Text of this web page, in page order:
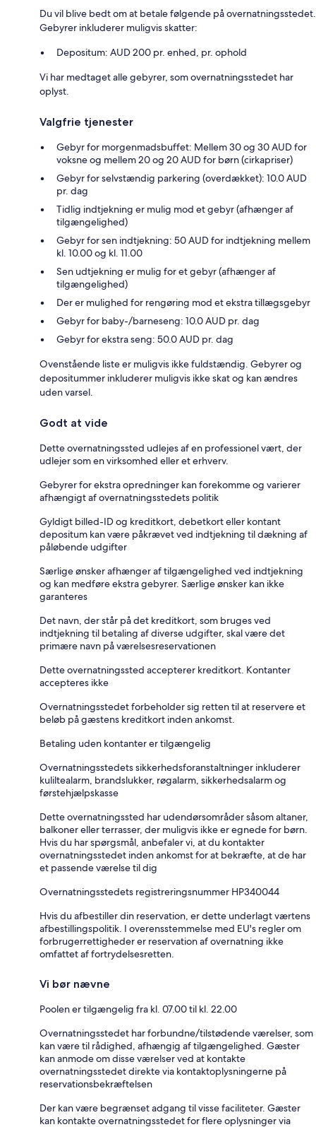
Du vil blive bedt om at betale følgende på overnatningsstedet.
Gebyrer inkluderer muligvis skatter:
Depositum: AUD 200 pr. enhed, pr. ophold
Vi har medtaget alle gebyrer, som overnatningsstedet har
oplyst.
Valgfrie tjenester
Gebyr for morgenmadsbuffet: Mellem 30 og 30 AUD for
voksne og mellem 20 og 20 AUD for børn (cirkapriser)
Gebyr for selvstændig parkering (overdækket): 10.0 AUD
pr. dag
Tidlig indtjekning er mulig mod et gebyr (afhænger af
tilgængelighed)
Gebyr for sen indtjekning: 50 AUD for indtjekning mellem
kl. 10.00 og kl. 11.00
Sen udtjekning er mulig for et gebyr (afhænger af
tilgængelighed)
Der er mulighed for rengøring mod et ekstra tillægsgebyr
Gebyr for baby-/barneseng: 10.0 AUD pr. dag
Gebyr for ekstra seng: 50.0 AUD pr. dag
Ovenstående liste er muligvis ikke fuldstændig. Gebyrer og
depositummer inkluderer muligvis ikke skat og kan ændres
uden varsel.
Godt at vide
Dette overnatningssted udlejes af en professionel vært, der
udlejer som en virksomhed eller et erhverv.
Gebyrer for ekstra opredninger kan forekomme og varierer
afhængigt af overnatningsstedets politik
Gyldigt billed-ID og kreditkort, debetkort eller kontant
depositum kan være påkrævet ved indtjekning til dækning af
påløbende udgifter
Særlige ønsker afhænger af tilgængelighed ved indtjekning
og kan medføre ekstra gebyrer. Særlige ønsker kan ikke
garanteres
Det navn, der står på det kreditkort, som bruges ved
indtjekning til betaling af diverse udgifter, skal være det
primære navn på værelsesreservationen
Dette overnatningssted accepterer kreditkort. Kontanter
accepteres ikke
Overnatningsstedet forbeholder sig retten til at reservere et
beløb på gæstens kreditkort inden ankomst.
Betaling uden kontanter er tilgængelig
Overnatningsstedets sikkerhedsforanstaltninger inkluderer
kuliltealarm, brandslukker, røgalarm, sikkerhedsalarm og
førstehjælpskasse
Dette overnatningssted har udendørsområder såsom altaner,
balkoner eller terrasser, der muligvis ikke er egnede for børn.
Hvis du har spørgsmål, anbefaler vi, at du kontakter
overnatningsstedet inden ankomst for at bekræfte, at de har
et passende værelse til dig
Overnatningsstedets registreringsnummer HP340044
Hvis du afbestiller din reservation, er dette underlagt værtens
afbestillingspolitik. I overensstemmelse med EU's regler om
forbrugerrettigheder er reservation af overnatning ikke
omfattet af fortrydelsesretten.
Vi bør nævne
Poolen er tilgængelig fra kl. 07.00 til kl. 22.00
Overnatningsstedet har forbundne/tilstødende værelser, som
kan være til rådighed, afhængig af tilgængelighed. Gæster
kan anmode om disse værelser ved at kontakte
overnatningsstedet direkte via kontaktoplysningerne på
reservationsbekræftelsen
Der kan være begrænset adgang til visse faciliteter. Gæster
kan kontakte overnatningsstedet for flere oplysninger via